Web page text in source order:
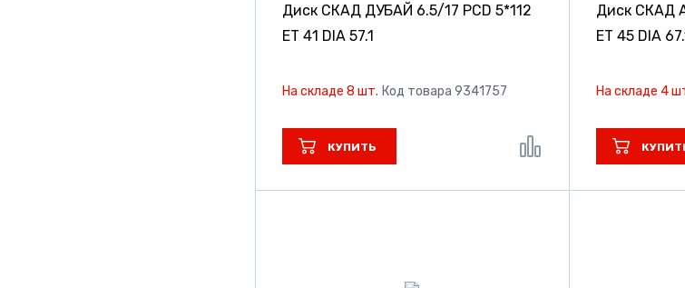
Диск СКАД ДУБАЙ 6.5/17 PCD 5*112
ET 41 DIA 57.1
На складе 8 шт. Код товара 9341757
КУПИТЬ
Диск СКАД
ET 45 DIA
На складе 4